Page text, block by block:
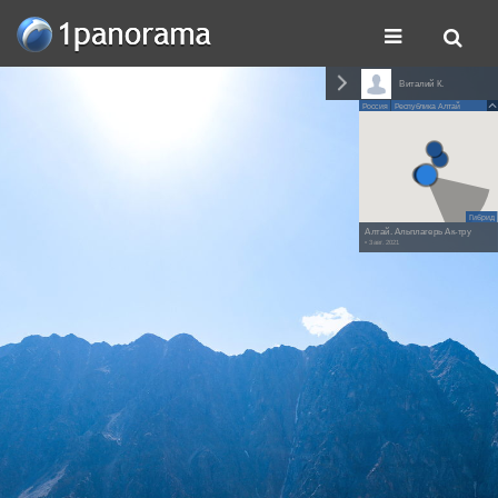
Виталий К.
Россия Республика Алтай
Гибрид
Алтай. Альплагерь Ак-тру
• 3 авг. 2021